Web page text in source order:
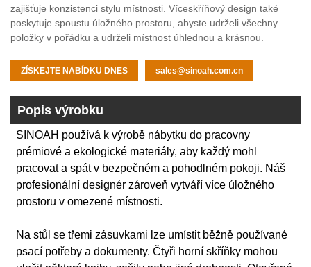
zajišťuje konzistenci stylu místnosti. Víceskříňový design také
poskytuje spoustu úložného prostoru, abyste udrželi všechny
položky v pořádku a udrželi místnost úhlednou a krásnou.
ZÍSKEJTE NABÍDKU DNES sales@sinoah.com.cn
Popis výrobku
SINOAH používá k výrobě nábytku do pracovny
prémiové a ekologické materiály, aby každý mohl
pracovat a spát v bezpečném a pohodlném pokoji. Náš
profesionální designér zároveň vytváří více úložného
prostoru v omezené místnosti.
Na stůl se třemi zásuvkami lze umístit běžně používané
psací potřeby a dokumenty. Čtyři horní skříňky mohou